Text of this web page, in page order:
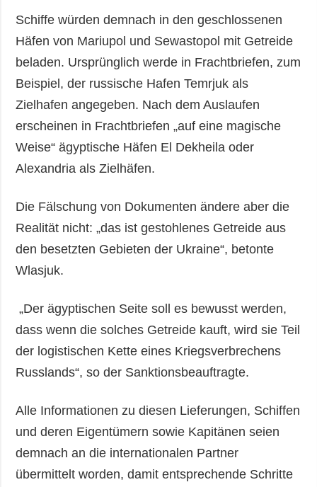
Schiffe würden demnach in den geschlossenen
Häfen von Mariupol und Sewastopol mit Getreide
beladen. Ursprünglich werde in Frachtbriefen, zum
Beispiel, der russische Hafen Temrjuk als
Zielhafen angegeben. Nach dem Auslaufen
erscheinen in Frachtbriefen „auf eine magische
Weise“ ägyptische Häfen El Dekheila oder
Alexandria als Zielhäfen.
Die Fälschung von Dokumenten ändere aber die
Realität nicht: „das ist gestohlenes Getreide aus
den besetzten Gebieten der Ukraine“, betonte
Wlasjuk.
„Der ägyptischen Seite soll es bewusst werden,
dass wenn die solches Getreide kauft, wird sie Teil
der logistischen Kette eines Kriegsverbrechens
Russlands“, so der Sanktionsbeauftragte.
Alle Informationen zu diesen Lieferungen, Schiffen
und deren Eigentümern sowie Kapitänen seien
demnach an die internationalen Partner
übermittelt worden, damit entsprechende Schritte